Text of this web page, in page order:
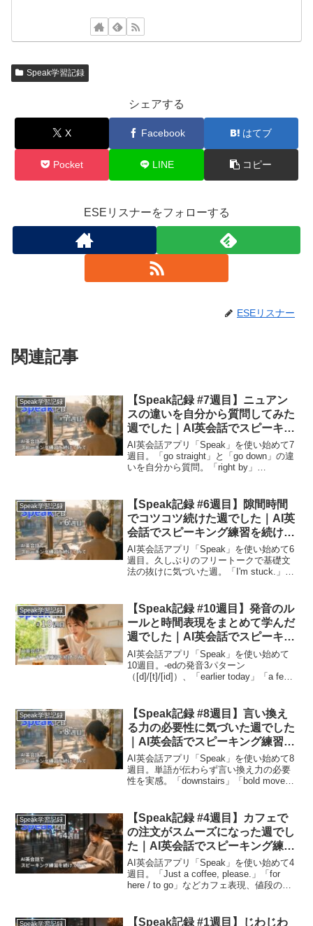
Speak学習記録
シェアする
X Facebook はてブ
Pocket LINE コピー
ESEリスナーをフォローする
ESEリスナー
関連記事
Speak学習記録
【Speak記録 #7週目】ニュアン
スの違いを自分から質問してみた
週でした｜AI英会話でスピーキン
グ練習を続けてみて
AI英会話アプリ「Speak」を使い始めて7
週目。「go straight」と「go down」の違
いを自分から質問。「right by」
学習記録。
Speak学習記録
【Speak記録 #6週目】隙間時間
でコツコツ続けた週でした｜AI英
会話でスピーキング練習を続けて
みて
AI英会話アプリ「Speak」を使い始めて6
週目。久しぶりのフリートークで基礎文
法の抜けに気づいた週。「I'm stuck.」
再確認を記録。
Speak学習記録
【Speak記録 #10週目】発音のル
ールと時間表現をまとめて学んだ
週でした｜AI英会話でスピーキン
グ練習を続けてみて
AI英会話アプリ「Speak」を使い始めて
10週目。-edの発音3パターン
（[d]/[t]/[id]）、「earlier today」「a few
記録。
Speak学習記録
【Speak記録 #8週目】言い換え
る力の必要性に気づいた週でした
｜AI英会話でスピーキング練習を
続けてみて
AI英会話アプリ「Speak」を使い始めて8
週目。単語が伝わらず言い換え力の必要
性を実感。「downstairs」「bold move」
Speak学習記録
【Speak記録 #4週目】カフェで
の注文がスムーズになった週でし
た｜AI英会話でスピーキング練習
を続けてみて
AI英会話アプリ「Speak」を使い始めて4
週目。「Just a coffee, please.」「for
here / to go」などカフェ表現、値段の言
Speak学習記録
【Speak記録 #1週目】じわじわ